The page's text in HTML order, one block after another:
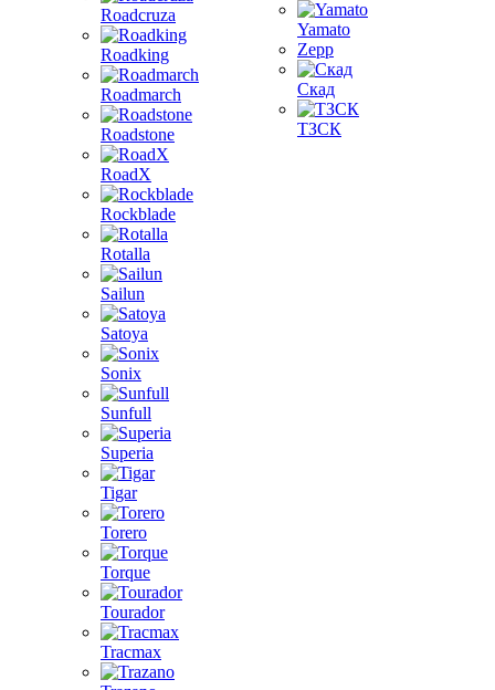
Roadcruza
Roadking
Roadmarch
Roadstone
RoadX
Rockblade
Rotalla
Sailun
Satoya
Sonix
Sunfull
Superia
Tigar
Torero
Torque
Tourador
Tracmax
Yamato
Zepp
Скад
ТЗСК